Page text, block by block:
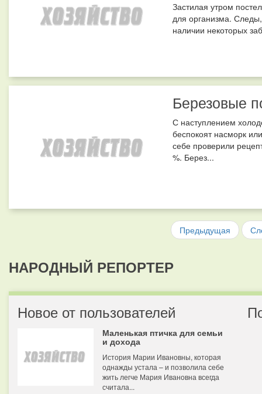
Застилая утром
для организма.
наличии некоторых
Березовые
С наступлением
беспокоят насморк
себе проверили
%. Берез...
Предыдущая
НАРОДНЫЙ РЕПОРТЕР
Новое от пользователей
Маленькая птичка для семьи
и дохода
История Марии Ивановны, которая
однажды устала – и позволила себе
жить легче Мария Ивановна всегда
считала...